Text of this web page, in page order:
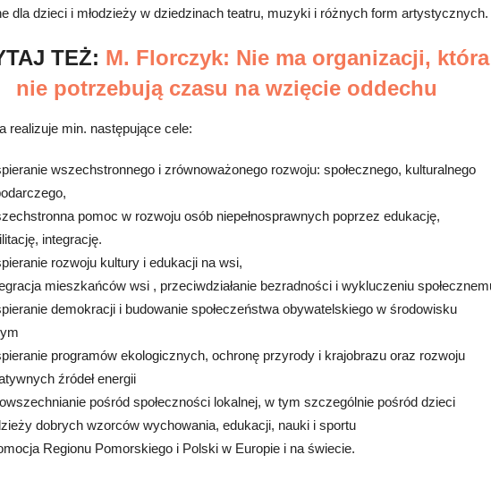
dla dzieci i młodzieży w dziedzinach teatru, muzyki i różnych form artystycznych.
TEŻ: M. Florczyk: Nie ma organizacji, która
nie potrzebują czasu na wzięcie oddechu
realizuje min. następujące cele:
wszechstronnego i zrównoważonego rozwoju: społecznego, kulturalnego
pomoc w rozwoju osób niepełnosprawnych poprzez edukację,
integrację.
rozwoju kultury i edukacji na wsi,
mieszkańców wsi , przeciwdziałanie bezradności i wykluczeniu
demokracji i budowanie społeczeństwa obywatelskiego w środowisku
programów ekologicznych, ochronę przyrody i krajobrazu oraz rozwoju
źródeł energii
pośród społeczności lokalnej, w tym szczególnie pośród dzieci
dobrych wzorców wychowania, edukacji, nauki i sportu
Regionu Pomorskiego i Polski w Europie i na świecie.